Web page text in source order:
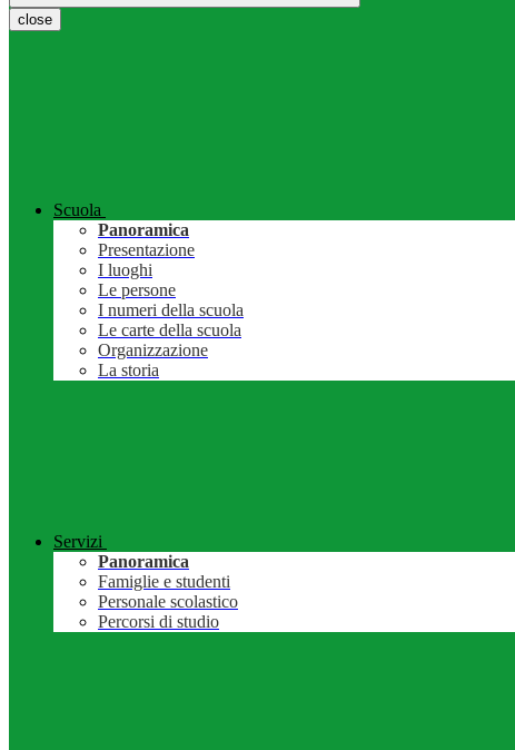
close
Scuola
Panoramica
Presentazione
I luoghi
Le persone
I numeri della scuola
Le carte della scuola
Organizzazione
La storia
Servizi
Panoramica
Famiglie e studenti
Personale scolastico
Percorsi di studio